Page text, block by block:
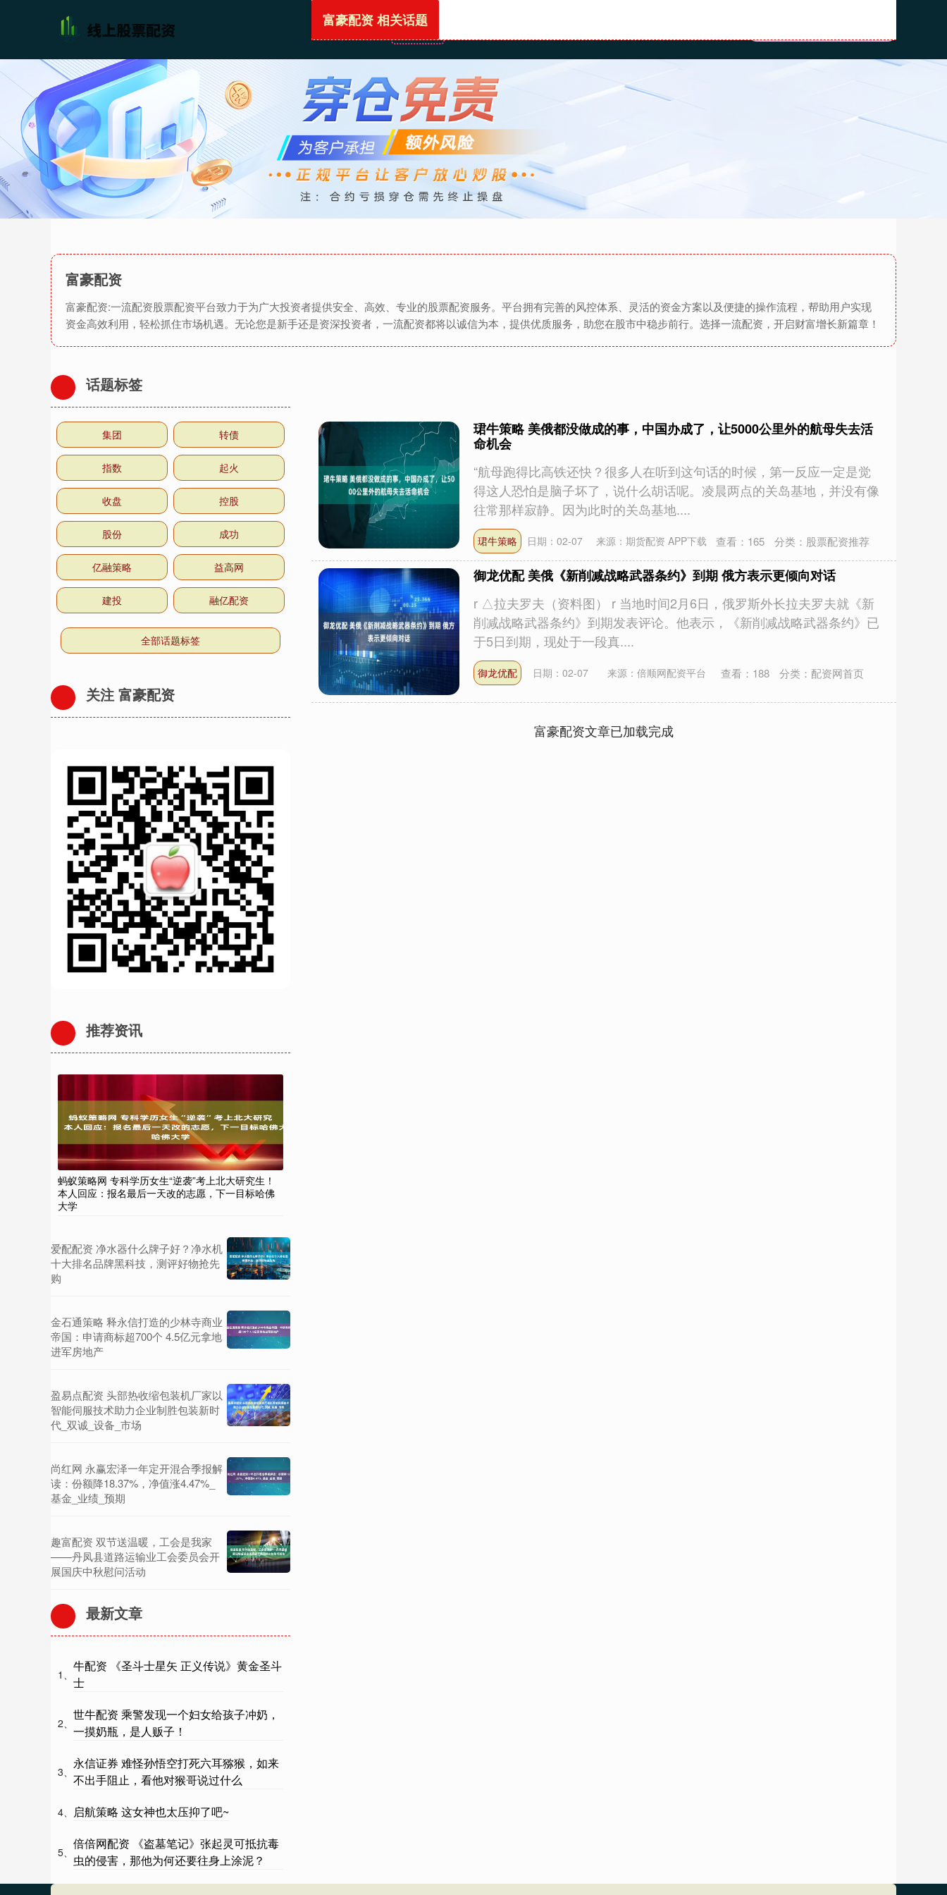
首页
富豪配资
富豪配资:一流配资股票配资平台致力于为广大投资者提供安全、高效、专业的股票配资服务。平台拥有完善的风控体系、灵活的资金方案以及便捷的操作流程，帮助用户实现
资金高效利用，轻松抓住市场机遇。无论您是新手还是资深投资者，一流配资都将以诚信为本，提供优质服务，助您在股市中稳步前行。选择一流配资，开启财富增长新篇章！
富豪配资 相关话题
珺牛策略 美俄都没做成的事，中国办成了，让5000公里外的航母失去活
命机会
“航母跑得比高铁还快？很多人在听到这句话的时候，第一反应一定是觉
得这人恐怕是脑子坏了，说什么胡话呢。凌晨两点的关岛基地，并没有像
往常那样寂静。因为此时的关岛基地....
珺牛策略 日期：02-07 来源：期货配资 APP下载 查看： 165 分类： 股票配资推荐
御龙优配 美俄《新削减战略武器条约》到期 俄方表示更倾向对话
r △拉夫罗夫（资料图） r 当地时间2月6日，俄罗斯外长拉夫罗夫就《新
削减战略武器条约》到期发表评论。他表示，《新削减战略武器条约》已
于5日到期，现处于一段真....
御龙优配 日期：02-07 来源：倍顺网配资平台 查看： 188 分类： 配资网首页
富豪配资文章已加载完成
话题标签
集团 转债
指数 起火
收盘 控股
股份 成功
亿融策略 益高网
建投 融亿配资
全部话题标签
关注 富豪配资
推荐资讯
蚂蚁策略网 专科学历女生“逆袭”考上北大研究生！
本人回应：报名最后一天改的志愿，下一目标哈佛
大学
爱配配资 净水器什么牌子好？净水机
十大排名品牌黑科技，测评好物抢先
购
金石通策略 释永信打造的少林寺商业
帝国：申请商标超700个 4.5亿元拿地
进军房地产
盈易点配资 头部热收缩包装机厂家以
智能伺服技术助力企业制胜包装新时
代_双诚_设备_市场
尚红网 永赢宏泽一年定开混合季报解
读：份额降18.37%，净值涨4.47%_
基金_业绩_预期
趣富配资 双节送温暖，工会是我家
——丹凤县道路运输业工会委员会开
展国庆中秋慰问活动
最新文章
1、
牛配资 《圣斗士星矢 正义传说》黄金圣斗
士
2、
世牛配资 乘警发现一个妇女给孩子冲奶，
一摸奶瓶，是人贩子！
3、
永信证券 难怪孙悟空打死六耳猕猴，如来
不出手阻止，看他对猴哥说过什么
4、 启航策略 这女神也太压抑了吧~
5、
倍倍网配资 《盗墓笔记》张起灵可抵抗毒
虫的侵害，那他为何还要往身上涂泥？